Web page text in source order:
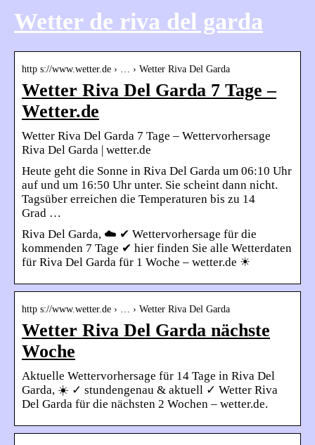
Wetter de riva del garda
http s://www.wetter.de › … › Wetter Riva Del Garda
Wetter Riva Del Garda 7 Tage –
Wetter.de
Wetter Riva Del Garda 7 Tage – Wettervorhersage
Riva Del Garda | wetter.de
Heute geht die Sonne in Riva Del Garda um 06:10 Uhr
auf und um 16:50 Uhr unter. Sie scheint dann nicht.
Tagsüber erreichen die Temperaturen bis zu 14
Grad …
Riva Del Garda, ☁️ ✔ Wettervorhersage für die
kommenden 7 Tage ✔ hier finden Sie alle Wetterdaten
für Riva Del Garda für 1 Woche – wetter.de ☀
http s://www.wetter.de › … › Wetter Riva Del Garda
Wetter Riva Del Garda nächste
Woche
Aktuelle Wettervorhersage für 14 Tage in Riva Del
Garda, ☀️ ✓ stundengenau & aktuell ✓ Wetter Riva
Del Garda für die nächsten 2 Wochen – wetter.de.